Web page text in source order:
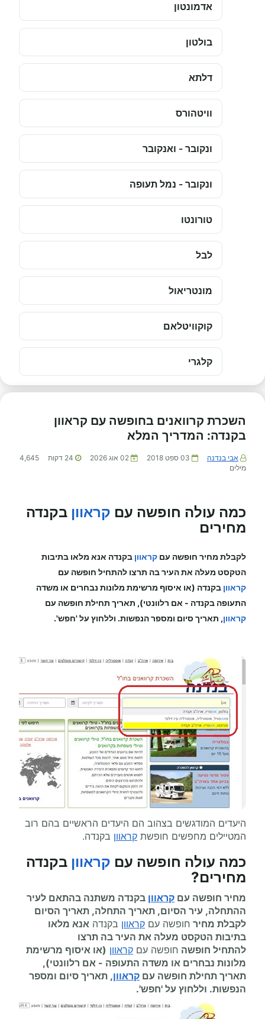
אדמונטון
בולטון
דלתא
וויטהורס
ונקובר - ואנקובר
ונקובר - נמל תעופה
טורונטו
לבל
מונטריאול
קוקוויטלאם
קלגרי
השכרת קרוואנים בחופשה עם קראוון
בקנדה: המדריך המלא
אבי בנדנה 03 ספט 2018 02 אוג 2026 24 דקות
4,645
מילים
כמה עולה חופשה עם קראוון בקנדה
מחירים
לקבלת מחיר חופשה עם קראוון בקנדה אנא מלאו בתיבות
הטקסט מעלה את העיר בה תרצו להתחיל חופשה עם
קראוון בקנדה (או איסוף מרשימת מלונות נבחרים או משדה
התעופה בקנדה - אם רלוונטי), תאריך תחילת חופשה עם
קראוון, תאריך סיום ומספר הנפשות. וללחוץ על 'חפש'.
היעדים המודגשים בצהוב הם היעדים הראשיים בהם רוב
המטיילים מחפשים חופשת קראוון בקנדה.
כמה עולה חופשה עם קראוון בקנדה
מחירים?
מחיר חופשה עם קראוון בקנדה משתנה בהתאם לעיר
ההתחלה, עיר הסיום, תאריך התחלה, תאריך הסיום
לקבלת מחיר חופשה עם קראוון בקנדה אנא מלאו
בתיבות הטקסט מעלה את העיר בה תרצו
להתחיל חופשה חופשה עם קראוון (או איסוף מרשימת
מלונות נבחרים או משדה התעופה - אם רלוונטי),
תאריך תחילת חופשה עם קראוון, תאריך סיום ומספר
הנפשות. וללחוץ על 'חפש'.